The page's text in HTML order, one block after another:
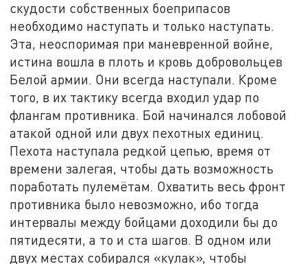
скудости собственных боеприпасов
необходимо наступать и только наступать.
Эта, неоспоримая при маневренной войне,
истина вошла в плоть и кровь добровольцев
Белой армии. Они всегда наступали. Кроме
того, в их тактику всегда входил удар по
флангам противника. Бой начинался лобовой
атакой одной или двух пехотных единиц.
Пехота наступала редкой цепью, время от
времени залегая, чтобы дать возможность
поработать пулемётам. Охватить весь фронт
противника было невозможно, ибо тогда
интервалы между бойцами доходили бы до
пятидесяти, а то и ста шагов. В одном или
двух местах собирался «кулак», чтобы